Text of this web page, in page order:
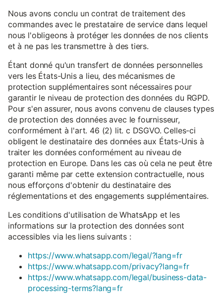
Nous avons conclu un contrat de traitement des
commandes avec le prestataire de service dans lequel
nous l'obligeons à protéger les données de nos clients
et à ne pas les transmettre à des tiers.
Étant donné qu'un transfert de données personnelles
vers les États-Unis a lieu, des mécanismes de
protection supplémentaires sont nécessaires pour
garantir le niveau de protection des données du RGPD.
Pour s'en assurer, nous avons convenu de clauses types
de protection des données avec le fournisseur,
conformément à l'art. 46 (2) lit. c DSGVO. Celles-ci
obligent le destinataire des données aux États-Unis à
traiter les données conformément au niveau de
protection en Europe. Dans les cas où cela ne peut être
garanti même par cette extension contractuelle, nous
nous efforçons d'obtenir du destinataire des
réglementations et des engagements supplémentaires.
Les conditions d'utilisation de WhatsApp et les
informations sur la protection des données sont
accessibles via les liens suivants :
https://www.whatsapp.com/legal/?lang=fr
https://www.whatsapp.com/privacy?lang=fr
https://www.whatsapp.com/legal/business-data-
processing-terms?lang=fr